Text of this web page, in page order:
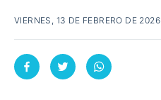
VIERNES, 13 DE FEBRERO DE 2026